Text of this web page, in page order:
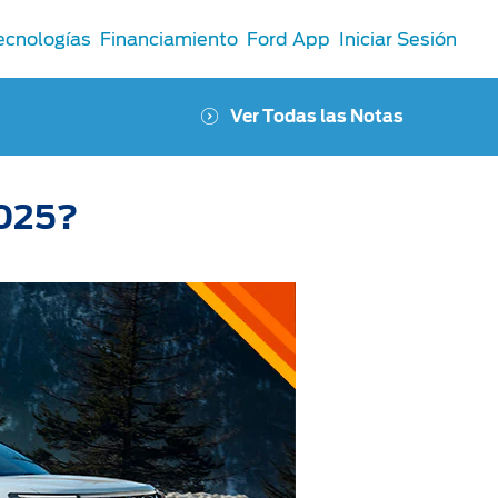
Financiamiento Ford App Iniciar Sesión
Ver Todas las Notas